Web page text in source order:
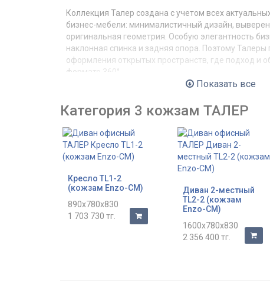
Коллекция Талер создана с учетом всех
бизнес-мебели: минималистичный дизайн,
оригинальная геометрия. Особую элегантность
наклонная спинка и задняя опора. Поэтому
оформления открытых пространств, где подход и
формате 360°.
При изготовлении диванов и кресел используется
комфорта.
Высокие опоры с регулируемым подпятником
устойчивыми на любом напольном покрытии.
Показать все
Категория 3 кожзам ТАЛЕР
Кресло TL1-2
(кожзам Enzo-CM)
890x780x830
1 703 730 тг.
Диван 2-местный
TL2-2 (кожзам
Enzo-CM)
1600x780x830
2 356 400 тг.